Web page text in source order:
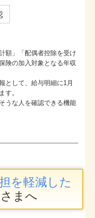
額」「配偶者控除を受け
険の加入対象となる年収
として、給与明細に1月
す。
うな人を確認できる機能
を軽減した
まへ